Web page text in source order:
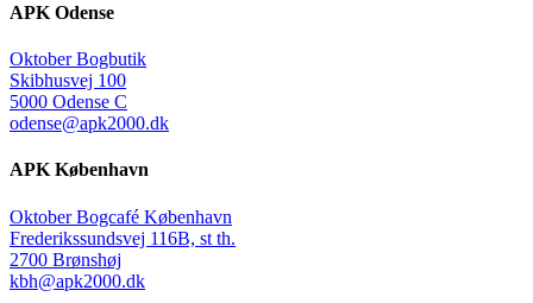
APK Odense
Oktober Bogbutik
Skibhusvej 100
5000 Odense C
odense@apk2000.dk
APK København
Oktober Bogcafé København
Frederikssundsvej 116B, st th.
2700 Brønshøj
kbh@apk2000.dk